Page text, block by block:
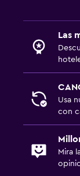
Las
Usa
con
Mira